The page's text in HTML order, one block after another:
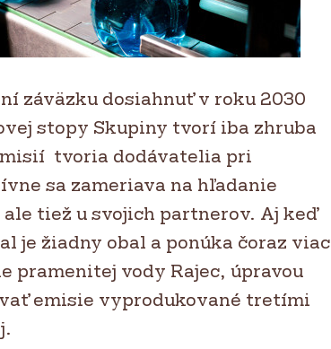
záväzku dosiahnuť v roku 2030
stopy Skupiny tvorí iba zhruba
tvoria dodávatelia pri
sa zameriava na hľadanie
tiež u svojich partnerov. Aj keď
je žiadny obal a ponúka čoraz viac
pramenitej vody Rajec, úpravou
emisie vyprodukované tretími